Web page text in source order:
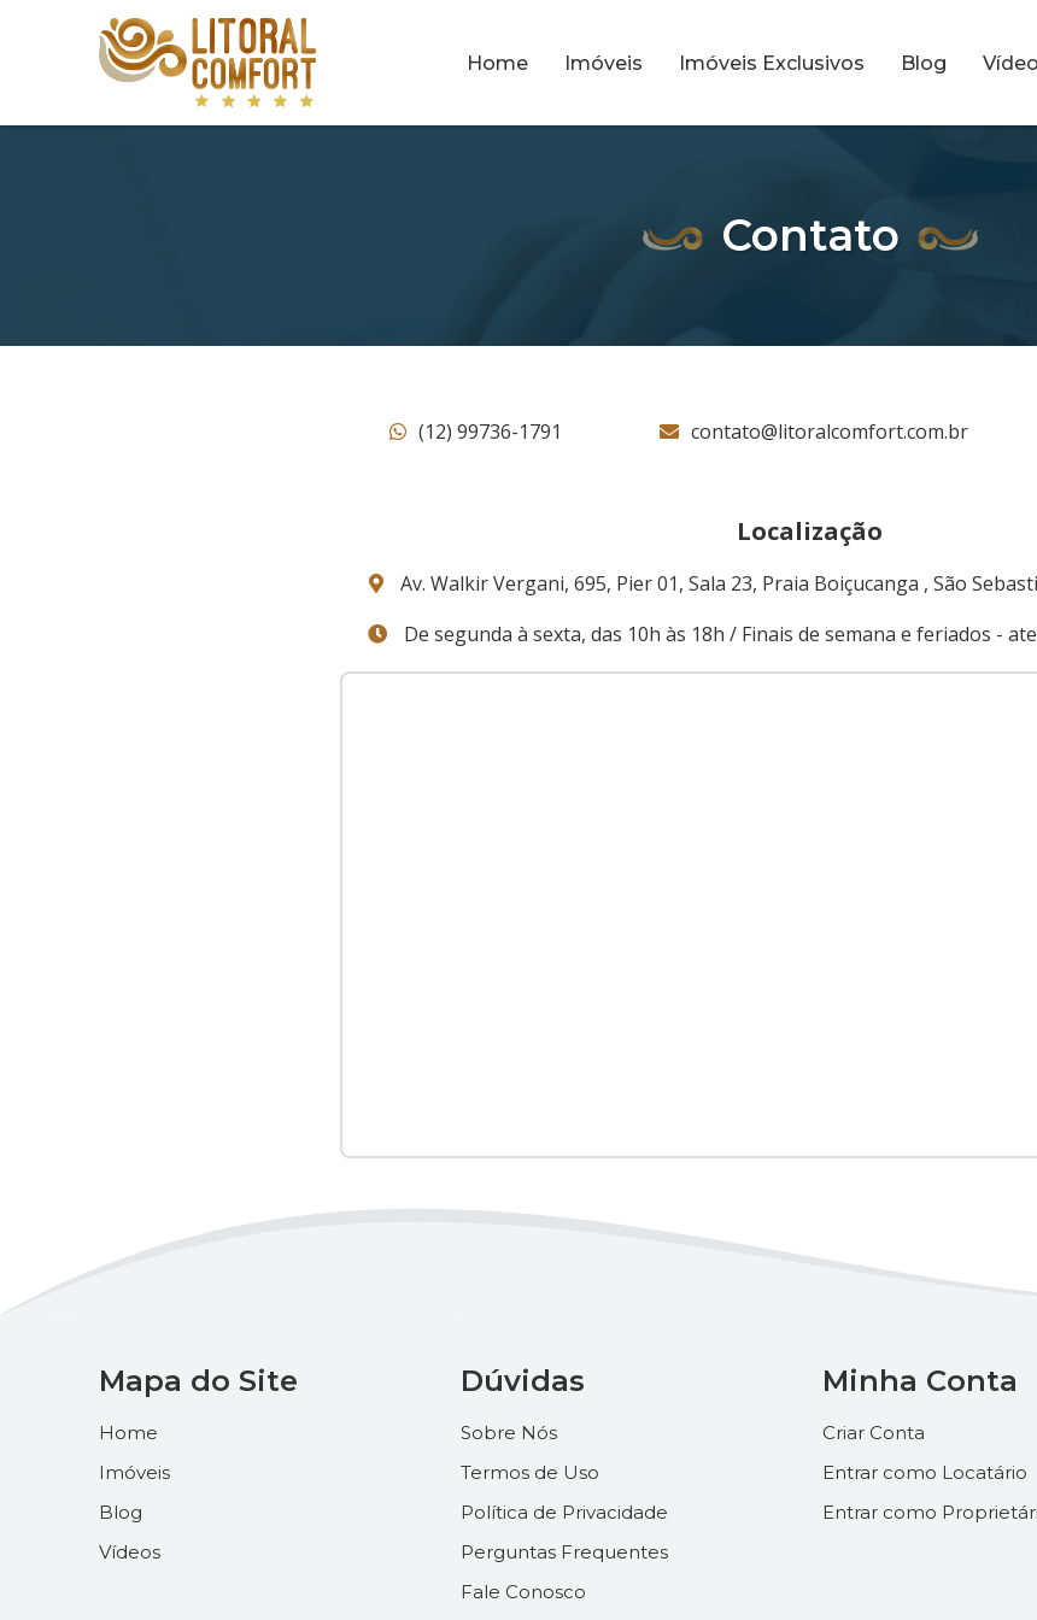
Home Imóveis Imóveis Exclusivos Blog
Contato
(12) 99736-1791 contato@litoralcomfort.com.br
Localização
Av. Walkir Vergani, 695, Pier 01, Sala 23, Praia Boiçucanga , São
De segunda à sexta, das 10h às 18h / Finais de semana e feriados -
Mapa do Site
Home
Imóveis
Blog
Vídeos
Dúvidas
Sobre Nós
Termos de Uso
Política de Privacidade
Perguntas Frequentes
Fale Conosco
Minha Conta
Criar Conta
Entrar como Locatário
Entrar como